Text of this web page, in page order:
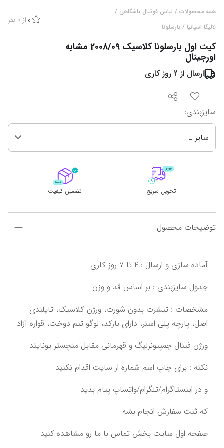
همه محصولات / لباس فوتبال باشگاهی /
لالیگا اسپانیا / بارسلونا
0 از 0 نفر
کیت اول بارسلونا کلاسیک 2008/09 مشابه
اورجینال
ارسال از 2 روز کاری
سایزبندی:
سایز L
تحویل سریع تضمین کیفیت
توضیحات محصول
اصل،‌ ‌پارچه پلی استر، دارای بارکد، لوگو تیم دوخت‌‌‌،‌ قواره آزاد‌‌
‌ورژن فینال چمپیونزلیگ و قهرمانی مقابل منچستر یونایتد
و در اینستاگرام/تلگرام/واتساپ پیام بدید‌
‌که ثبت سفارش انجام بشه‌‌‌